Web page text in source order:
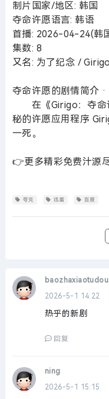
制片国家/地区: 韩国
夺命许愿语言: 韩语
首播: 2026-04-24(韩
集数: 8
又名: 为了纪念 /
夺命许愿的剧情简介 ·
在《Girigo：夺命
秘的许愿应用程序
一死。
👉更多精彩免费汁源尽
夸克 迅雷 百度
baozhaxiaotudou
2026-5-1 14:22
热乎的新剧
回复
ning
2026-5-1 15:15